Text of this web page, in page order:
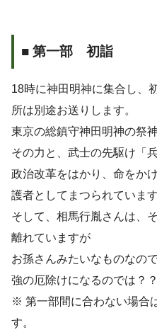
■ 第一部 初詣
18時に神田明神に集合し、
所は別途お送りします。
東京の総鎮守神田明神の祭
その力と、武士の先駆け「
政治改革をはかり、命をか
護者としてまつられています
そして、相馬行胤さんは、
離れていますが
お孫さんみたいなものなの
強の厄除けになるのでは？
※ 第一部間に合わない場合
す。